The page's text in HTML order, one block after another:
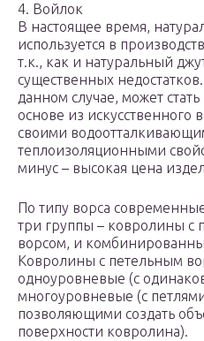
4. Войлок
В настоящее время,
используется в
т.к., как и натуральный
существенных
данном случае, может
основе из искусственного
своими
теплоизоляционными
минус – высокая цена
По типу ворса
три группы – ковролины с
ворсом, и
Ковролины с петельным
одноуровневые (с
многоуровневые (с
позволяющими создать
поверхности ковролина).